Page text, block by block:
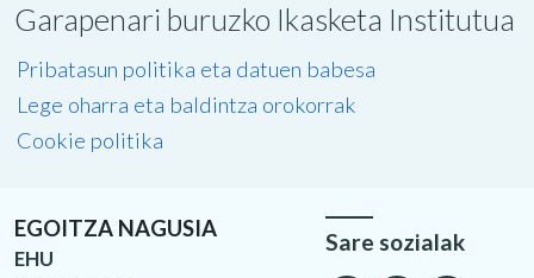
Garapenari buruzko Ikasketa Institutua
Pribatasun politika eta datuen babesa
Lege oharra eta baldintza orokorrak
Cookie politika
EGOITZA NAGUSIA
EHU
Sare sozialak